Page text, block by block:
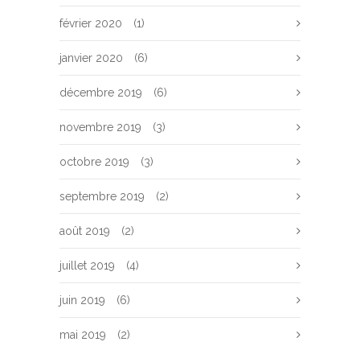
février 2020 (1)
janvier 2020 (6)
décembre 2019 (6)
novembre 2019 (3)
octobre 2019 (3)
septembre 2019 (2)
août 2019 (2)
juillet 2019 (4)
juin 2019 (6)
mai 2019 (2)